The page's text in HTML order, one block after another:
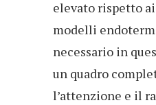
elevato rispetto
modelli
necessario in
un quadro
l’attenzione e il